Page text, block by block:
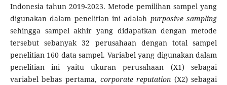
Indonesia tahun 2019-2023. Metode pemilihan sampel yang
digunakan dalam penelitian ini adalah purposive sampling
sehingga sampel akhir yang didapatkan dengan metode
tersebut sebanyak 32 perusahaan dengan total sampel
penelitian 160 data sampel. Variabel yang digunakan dalam
penelitian ini yaitu ukuran perusahaan
(X1) sebagai
variabel bebas pertama, corporate reputation (X2) sebagai